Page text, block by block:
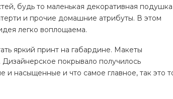
будь то маленькая декоративная подушка
и прочие домашние атрибуты. В этом
легко воплощаема.
яркий принт на габардине. Макеты
покрывало получилось
насыщенные и что самое главное, так это